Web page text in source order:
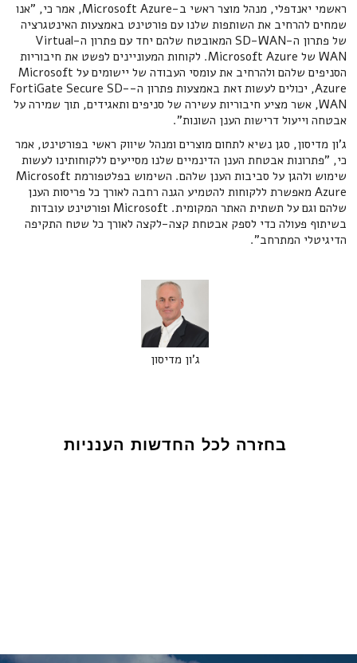
ראשמי יאנדפלי, מנהל מוצר ראשי ב-Microsoft Azure, אמר כי, "אנו
שמחים להרחיב את השותפות שלנו עם פורטינט באמצעות האינטגרציה
של פתרון ה-SD-WAN המאובטח שלהם יחד עם פתרון ה-Virtual
WAN של Microsoft Azure. לקוחות המעוניינים לפשט את חיבוריות
הסניפים שלהם ולהרחיב את עומסי העבודה של יישומים על Microsoft
Azure, יכולים לעשות זאת באמצעות פתרון ה-FortiGate Secure SD-
WAN, אשר מציע חיבוריות עשירה של סניפים ותאגידים, תוך שמירה על
אבטחה וייעול דרישות הענן השונות".
ג'ון מדיסון, סגן נשיא לתחום מוצרים ומנהל שיווק ראשי בפורטינט, אמר
כי, "פתרונות אבטחת הענן הדינמיים שלנו מסייעים ללקוחותינו לעשות
שימוש ולהגן על סביבות הענן שלהם. השימוש בפלטפורמת Microsoft
Azure מאפשרת ללקוחות להטמיע הגנה רחבה לאורך כל פריסות הענן
שלהם וגם על תשתית האתר המקומית. Microsoft ופורטינט עובדות
בשיתוף פעולה כדי לספק אבטחת קצה-לקצה לאורך כל שטח התקיפה
הדיגיטלי המתרחב".
ג'ון מדיסון
בחזרה לכל החדשות הענניות